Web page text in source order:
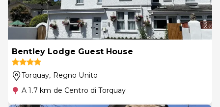
Bentley Lodge Guest House
Torquay, Regno Unito
A 1.7 km de Centro di Torquay